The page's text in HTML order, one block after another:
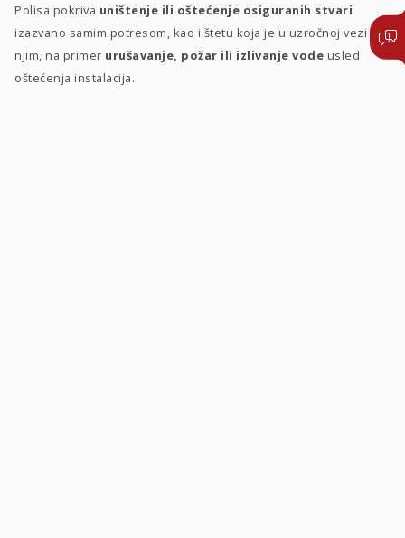
Polisa pokriva uništenje ili oštećenje osiguranih stvari
izazvano samim potresom, kao i štetu koja je u uzročnoj vezi sa
njim, na primer urušavanje, požar ili izlivanje vode usled
oštećenja instalacija.